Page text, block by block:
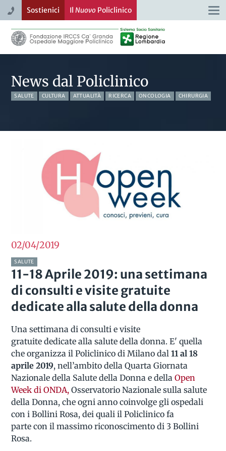
Sostienici Il NuovoPoliclinico
News dal Policlinico
SALUTE CULTURA ATTUALITÀ RICERCA ONCOLOGIA CHIRURGIA
02/042019
SALUTE
11-18 Aprile 2019: una settimana
di consulti e visite gratuite
dedicate alla salute della donna
Una settimana di consulti e visite
gratuite dedicate alla salute della donna. E' quella
che organizza il Policlinico di Milano dal11 al 18
aprile 2019, nell’ambito della Quarta Giornata
Nazionale della Salute della Donna e dellaOpen
Week di ONDA, Osservatorio Nazionale sulla salute
della Donna, che ogni anno coinvolge gli ospedali
con i Bollini Rosa, dei quali il Policlinico fa
parte con il massimo riconoscimento di 3 Bollini
Rosa.